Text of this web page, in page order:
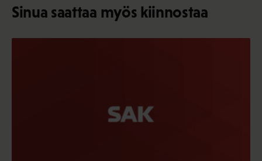
Sinua saattaa myös kiinnostaa